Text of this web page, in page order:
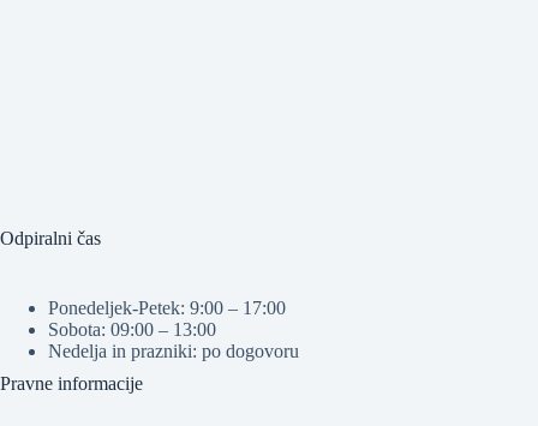
Odpiralni čas
Ponedeljek-Petek: 9:00 – 17:00
Sobota: 09:00 – 13:00
Nedelja in prazniki: po dogovoru
Pravne informacije